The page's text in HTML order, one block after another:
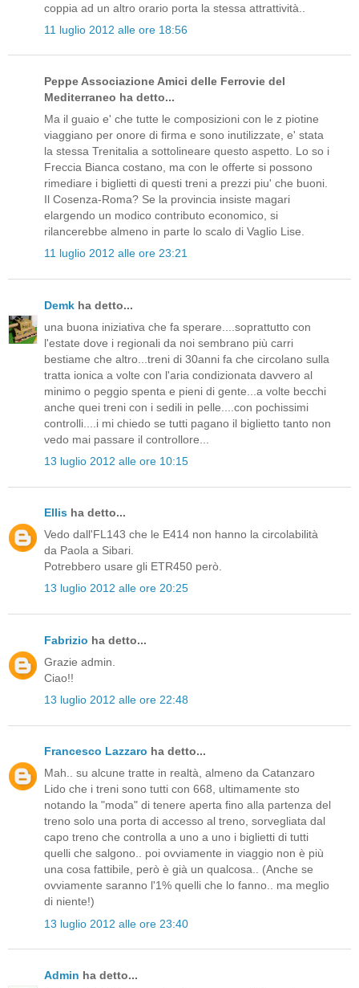
coppia ad un altro orario porta la stessa attrattività..
11 luglio 2012 alle ore 18:56
Peppe Associazione Amici delle Ferrovie del
Mediterraneo ha detto...
Ma il guaio e' che tutte le composizioni con le z piotine
viaggiano per onore di firma e sono inutilizzate, e' stata
la stessa Trenitalia a sottolineare questo aspetto. Lo so i
Freccia Bianca costano, ma con le offerte si possono
rimediare i biglietti di questi treni a prezzi piu' che buoni.
Il Cosenza-Roma? Se la provincia insiste magari
elargendo un modico contributo economico, si
rilancerebbe almeno in parte lo scalo di Vaglio Lise.
11 luglio 2012 alle ore 23:21
Demk ha detto...
una buona iniziativa che fa sperare....soprattutto con
l'estate dove i regionali da noi sembrano più carri
bestiame che altro...treni di 30anni fa che circolano sulla
tratta ionica a volte con l'aria condizionata davvero al
minimo o peggio spenta e pieni di gente...a volte becchi
anche quei treni con i sedili in pelle....con pochissimi
controlli....i mi chiedo se tutti pagano il biglietto tanto non
vedo mai passare il controllore...
13 luglio 2012 alle ore 10:15
Ellis ha detto...
Vedo dall'FL143 che le E414 non hanno la circolabilità
da Paola a Sibari.
Potrebbero usare gli ETR450 però.
13 luglio 2012 alle ore 20:25
Fabrizio ha detto...
Grazie admin.
Ciao!!
13 luglio 2012 alle ore 22:48
Francesco Lazzaro ha detto...
Mah.. su alcune tratte in realtà, almeno da Catanzaro
Lido che i treni sono tutti con 668, ultimamente sto
notando la "moda" di tenere aperta fino alla partenza del
treno solo una porta di accesso al treno, sorvegliata dal
capo treno che controlla a uno a uno i biglietti di tutti
quelli che salgono.. poi ovviamente in viaggio non è più
una cosa fattibile, però è già un qualcosa.. (Anche se
ovviamente saranno l'1% quelli che lo fanno.. ma meglio
di niente!)
13 luglio 2012 alle ore 23:40
Admin ha detto...